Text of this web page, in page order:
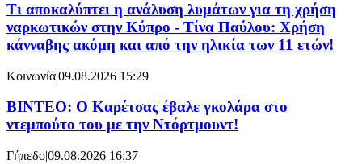
Τι αποκαλύπτει η ανάλυση λυμάτων για τη χρήση
ναρκωτικών στην Κύπρο - Τίνα Παύλου: Χρήση
κάνναβης ακόμη και από την ηλικία των 11 ετών!
Κοινωνία|09.08.2026 15:29
ΒΙΝΤΕΟ: Ο Καρέτσας έβαλε γκολάρα στο
ντεμπούτο του με την Ντόρτμουντ!
Γήπεδο|09.08.2026 16:37